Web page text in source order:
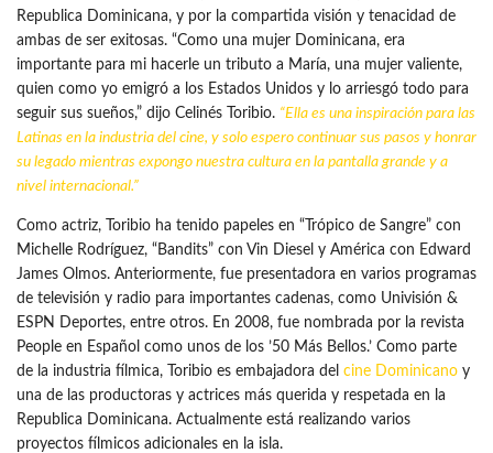
Republica Dominicana, y por la compartida visión y tenacidad de
ambas de ser exitosas. “Como una mujer Dominicana, era
importante para mi hacerle un tributo a María, una mujer valiente,
quien como yo emigró a los Estados Unidos y lo arriesgó todo para
seguir sus sueños,” dijo Celinés Toribio. “Ella es una inspiración para las
Latinas en la industria del cine, y solo espero continuar sus pasos y honrar
su legado mientras expongo nuestra cultura en la pantalla grande y a
nivel internacional.”
Como actriz, Toribio ha tenido papeles en “Trópico de Sangre” con
Michelle Rodríguez, “Bandits” con Vin Diesel y América con Edward
James Olmos. Anteriormente, fue presentadora en varios programas
de televisión y radio para importantes cadenas, como Univisión &
ESPN Deportes, entre otros. En 2008, fue nombrada por la revista
People en Español como unos de los ’50 Más Bellos.’ Como parte
de la industria fílmica, Toribio es embajadora del cine Dominicano y
una de las productoras y actrices más querida y respetada en la
Republica Dominicana. Actualmente está realizando varios
proyectos fílmicos adicionales en la isla.